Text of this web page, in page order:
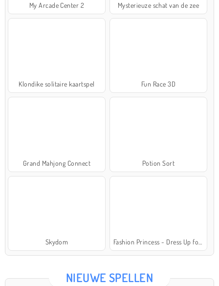
My Arcade Center 2 Mysterieuze schat van de zee
Klondike solitaire kaartspel Fun Race 3D
Grand Mahjong Connect Potion Sort
Skydom
NIEUWE SPELLEN